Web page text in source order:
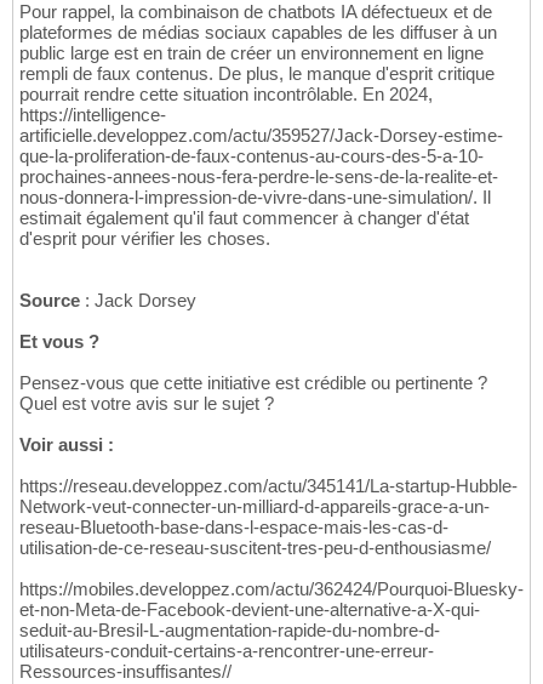
Pour rappel, la combinaison de chatbots IA défectueux et de
plateformes de médias sociaux capables de les diffuser à un
public large est en train de créer un environnement en ligne
rempli de faux contenus. De plus, le manque d'esprit critique
pourrait rendre cette situation incontrôlable. En 2024,
https://intelligence-
artificielle.developpez.com/actu/359527/Jack-Dorsey-estime-
que-la-proliferation-de-faux-contenus-au-cours-des-5-a-10-
prochaines-annees-nous-fera-perdre-le-sens-de-la-realite-et-
nous-donnera-l-impression-de-vivre-dans-une-simulation/. Il
estimait également qu'il faut commencer à changer d'état
d'esprit pour vérifier les choses.
Source : Jack Dorsey
Et vous ?
Pensez-vous que cette initiative est crédible ou pertinente ?
Quel est votre avis sur le sujet ?
Voir aussi :
https://reseau.developpez.com/actu/345141/La-startup-Hubble-
Network-veut-connecter-un-milliard-d-appareils-grace-a-un-
reseau-Bluetooth-base-dans-l-espace-mais-les-cas-d-
utilisation-de-ce-reseau-suscitent-tres-peu-d-enthousiasme/
https://mobiles.developpez.com/actu/362424/Pourquoi-Bluesky-
et-non-Meta-de-Facebook-devient-une-alternative-a-X-qui-
seduit-au-Bresil-L-augmentation-rapide-du-nombre-d-
utilisateurs-conduit-certains-a-rencontrer-une-erreur-
Ressources-insuffisantes//